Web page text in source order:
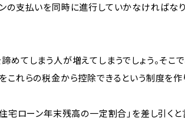
の支払いを同時に進行していかなければな
てしまう人が増えてしまうでしょう。そこ
れらの税金から控除できるという制度を作
宅ローン年末残高の一定割合」を差し引く